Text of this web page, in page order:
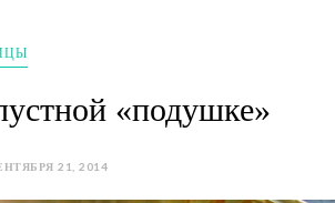
«подушке»
21, 2014